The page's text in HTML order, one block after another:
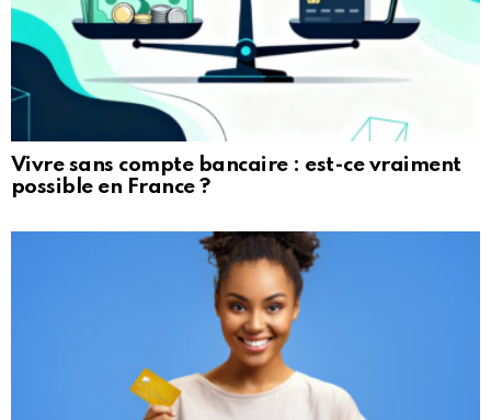
Vivre sans compte bancaire : est-ce vraiment
possible en France ?